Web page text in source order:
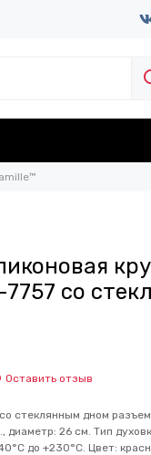
7757 со
Оставить отзыв
стеклянным дном
диаметр: 26 см. Тип
до +230°С. Цвет: